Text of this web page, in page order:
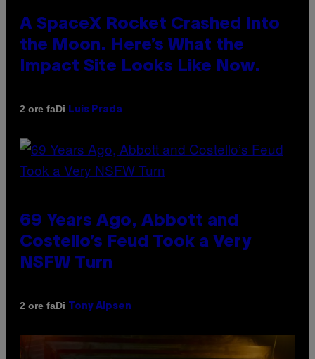
A SpaceX Rocket Crashed Into
the Moon. Here’s What the
Impact Site Looks Like Now.
2 ore faDi Luis Prada
69 Years Ago, Abbott and
Costello’s Feud Took a Very
NSFW Turn
2 ore faDi Tony Alpsen